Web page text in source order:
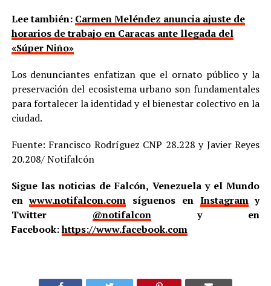
Lee también: Carmen Meléndez anuncia ajuste de
horarios de trabajo en Caracas ante llegada del
«Súper Niño»
Los denunciantes enfatizan que el ornato público y la
preservación del ecosistema urbano son fundamentales
para fortalecer la identidad y el bienestar colectivo en la
ciudad.
Fuente: Francisco Rodríguez CNP 28.228 y Javier Reyes
20.208/ Notifalcón
Sigue las noticias de Falcón, Venezuela y el Mundo
enwww.notifalcon.com síguenos en Instagramy
Twitter @notifalcony en
Facebook:https://www.facebook.com